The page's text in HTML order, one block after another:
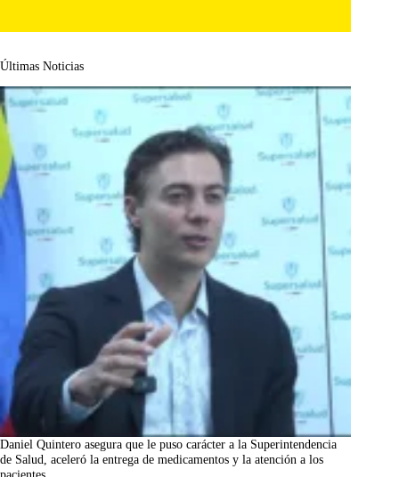
Últimas Noticias
Daniel Quintero asegura que le puso carácter a la Superintendencia
de Salud, aceleró la entrega de medicamentos y la atención a los